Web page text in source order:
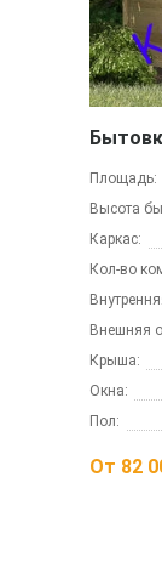
Площадь:
Высота
Каркас:
Кол-во
Внешняя
Крыша:
Окна:
Пол:
От 82